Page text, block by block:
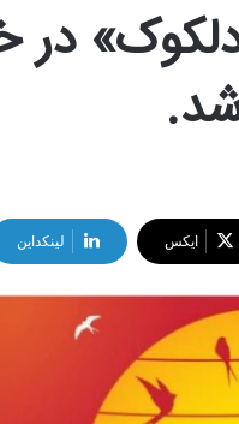
در
ایکس لینکداین